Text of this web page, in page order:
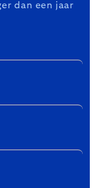
dan een jaar